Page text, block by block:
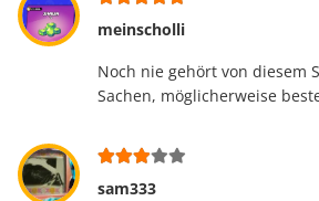
meinscholli
Noch nie gehört von diesem
Sachen, möglicherweise
sam333